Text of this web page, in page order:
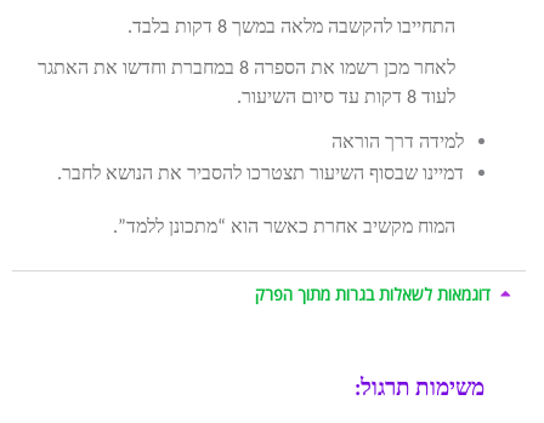
התחייבו להקשבה מלאה במשך 8 דקות בלבד.
לאחר מכן רשמו את הספרה 8 במחברת וחדשו את האתגר
לעוד 8 דקות עד סיום השיעור.
למידה דרך הוראה
דמיינו שבסוף השיעור תצטרכו להסביר את הנושא לחבר.
המוח מקשיב אחרת כאשר הוא “מתכונן ללמד”.
דוגמאות לשאלות בגרות מתוך הפרק
משימות תרגול: